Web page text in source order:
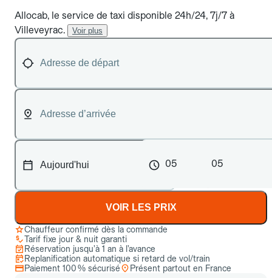
Allocab, le service de taxi disponible 24h/24, 7j/7 à
Villeveyrac.
Voir plus
05 05
VOIR LES PRIX
Chauffeur confirmé dès la commande
Tarif fixe jour & nuit garanti
Réservation jusqu’à 1 an à l’avance
Replanification automatique si retard de vol/train
Paiement 100 % sécurisé
Présent partout en France